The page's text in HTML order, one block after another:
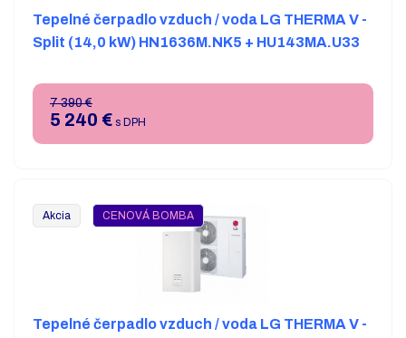
Tepelné čerpadlo vzduch / voda LG THERMA V -
Split (14,0 kW) HN1636M.NK5 + HU143MA.U33
7 390 €
5 240 € s DPH
Akcia CENOVÁ BOMBA
Tepelné čerpadlo vzduch / voda LG THERMA V -